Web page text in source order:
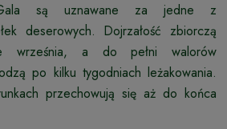
są uznawane za jedne z
deserowych. Dojrzałość zbiorczą
września, a do pełni walorów
po kilku tygodniach leżakowania.
przechowują się aż do końca